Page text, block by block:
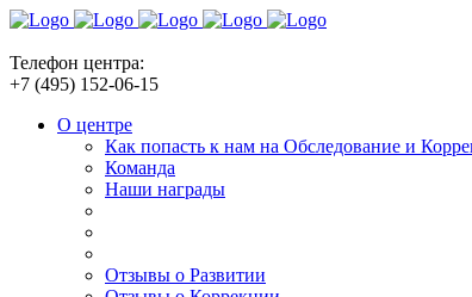
Телефон центра:
+7 (495) 152-06-15
О центре
Как попасть к нам на Обследование и
Команда
Наши награды
Отзывы о Развитии